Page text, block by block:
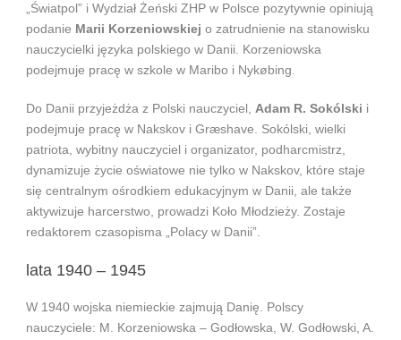
„Światpol” i Wydział Żeński ZHP w Polsce pozytywnie opiniują
podanie Marii Korzeniowskiej o zatrudnienie na stanowisku
nauczycielki języka polskiego w Danii. Korzeniowska
podejmuje pracę w szkole w Maribo i Nykøbing.
Do Danii przyjeżdża z Polski nauczyciel, Adam R. Sokólski i
podejmuje pracę w Nakskov i Græshave. Sokólski, wielki
patriota, wybitny nauczyciel i organizator, podharcmistrz,
dynamizuje życie oświatowe nie tylko w Nakskov, które staje
się centralnym ośrodkiem edukacyjnym w Danii, ale także
aktywizuje harcerstwo, prowadzi Koło Młodzieży. Zostaje
redaktorem czasopisma „Polacy w Danii”.
lata 1940 – 1945
W 1940 wojska niemieckie zajmują Danię. Polscy
nauczyciele: M. Korzeniowska – Godłowska, W. Godłowski, A.